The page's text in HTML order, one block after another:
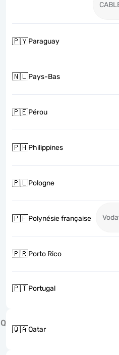
🇵🇾Paraguay
🇳🇱Pays-Bas
🇵🇪Pérou
🇵🇭Philippines
🇵🇱Pologne
🇵🇫Polynésie française
🇵🇷Porto Rico
🇵🇹Portugal
Q
🇶🇦Qatar